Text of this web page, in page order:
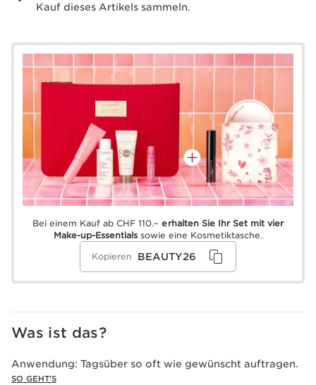
Kauf dieses Artikels sammeln.
Bei einem Kauf ab CHF 110.–erhalten Sie Ihr Set mit vier
Make-up-Essentials sowie eine Kosmetiktasche.
Kopieren BEAUTY26
Was ist das?
Anwendung: Tagsüber so oft wie gewünscht auftragen.
SO GEHT'S